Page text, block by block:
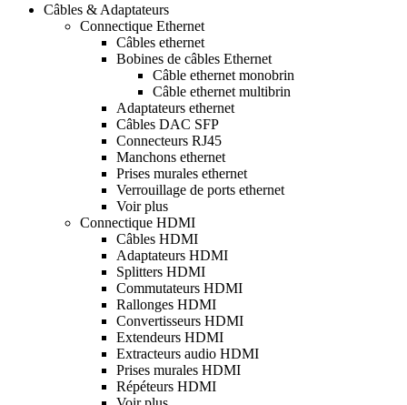
Câbles & Adaptateurs
Connectique Ethernet
Câbles ethernet
Bobines de câbles Ethernet
Câble ethernet monobrin
Câble ethernet multibrin
Adaptateurs ethernet
Câbles DAC SFP
Connecteurs RJ45
Manchons ethernet
Prises murales ethernet
Verrouillage de ports ethernet
Voir plus
Connectique HDMI
Câbles HDMI
Adaptateurs HDMI
Splitters HDMI
Commutateurs HDMI
Rallonges HDMI
Convertisseurs HDMI
Extendeurs HDMI
Extracteurs audio HDMI
Prises murales HDMI
Répéteurs HDMI